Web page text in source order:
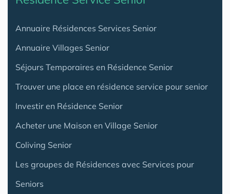
Annuaire Résidences Services Senior
Annuaire Villages Senior
Séjours Temporaires en Résidence Senior
Trouver une place en résidence service pour senior
Investir en Résidence Senior
Acheter une Maison en Village Senior
Coliving Senior
Les groupes de Résidences avec Services pour
Seniors